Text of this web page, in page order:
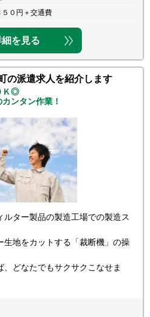
０円＋交通費
細を見る
の派遣求人を紹介します
Ｋ◎
ンタン作業！
ター製品の製造工場での製造ス
生地をカットする「裁断機」の操
どなたでもサクサクこなせま